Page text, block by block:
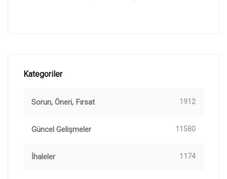
Kategoriler
Sorun, Öneri, Fırsat 1912
Güncel Gelişmeler 11580
İhaleler 1174